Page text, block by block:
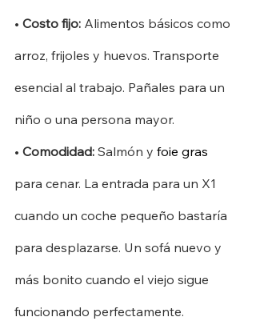
• Costo fijo: Alimentos básicos como
arroz, frijoles y huevos. Transporte
esencial al trabajo. Pañales para un
niño o una persona mayor.
• Comodidad: Salmón y foie gras
para cenar. La entrada para un X1
cuando un coche pequeño bastaría
para desplazarse. Un sofá nuevo y
más bonito cuando el viejo sigue
funcionando perfectamente.